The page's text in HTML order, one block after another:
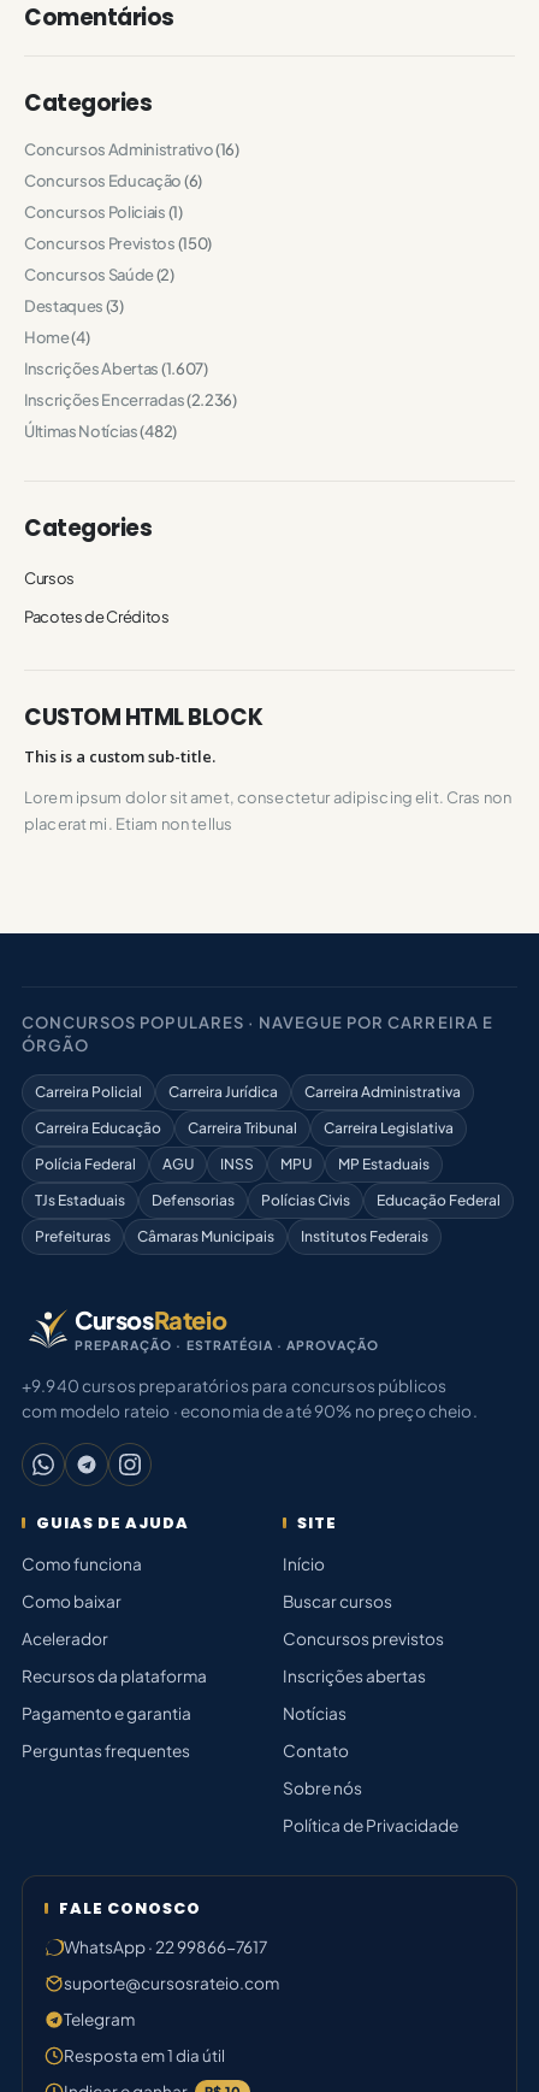
Comentários
Categories
Concursos Administrativo(16)
Concursos Educação(6)
Concursos Policiais(1)
Concursos Previstos(150)
Concursos Saúde(2)
Destaques(3)
Home(4)
Inscrições Abertas(1.607)
Inscrições Encerradas(2.236)
Últimas Notícias(482)
Categories
Cursos
Pacotes de Créditos
CUSTOM HTML BLOCK
This is a custom sub-title.
Lorem ipsum dolor sit amet, consectetur adipiscing elit. Cras non
placerat mi. Etiam non tellus
CONCURSOS POPULARES · NAVEGUE POR CARREIRA E
ÓRGÃO
Carreira Policial Carreira Jurídica
Carreira Administrativa
Carreira Educação
Carreira Tribunal
Carreira Legislativa
Polícia Federal
AGU INSS MPU
MP Estaduais
TJs Estaduais
Defensorias Polícias Civis
Educação Federal
Prefeituras
Câmaras Municipais Institutos Federais
CursosRateio
PREPARAÇÃO · ESTRATÉGIA · APROVAÇÃO
+9.940 cursos preparatórios para concursos públicos
com modelo rateio · economia de até 90% no preço cheio.
GUIAS DE AJUDA
Como funciona
Como baixar
Acelerador
Recursos da plataforma
Pagamento e garantia
Perguntas frequentes
SITE
Início
Buscar cursos
Concursos previstos
Inscrições abertas
Notícias
Contato
Sobre nós
Política de Privacidade
FALE CONOSCO
WhatsApp · 22 99866-7617
suporte@cursosrateio.com
Telegram
Resposta em 1 dia útil